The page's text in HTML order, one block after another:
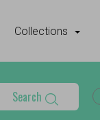
Collections
Search